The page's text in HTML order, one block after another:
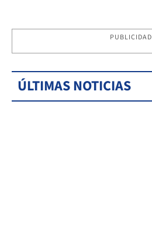
PUBLICIDAD
ÚLTIMAS NOTICIAS